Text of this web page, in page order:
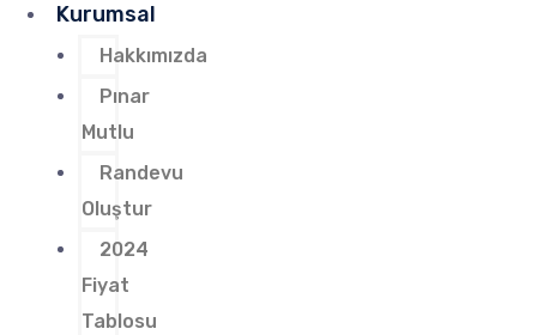
Kurumsal
Hakkımızda
Pınar
Mutlu
Randevu
Oluştur
2024
Fiyat
Tablosu